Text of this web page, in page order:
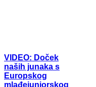
VIDEO: Doček
naših junaka s
Europskog
mlađejuniorskog